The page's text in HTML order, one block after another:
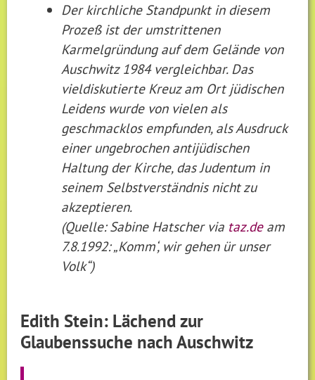
Der kirchliche Standpunkt in diesem
Prozeß ist der umstrittenen
Karmelgründung auf dem Gelände von
Auschwitz 1984 vergleichbar. Das
vieldiskutierte Kreuz am Ort jüdischen
Leidens wurde von vielen als
geschmacklos empfunden, als Ausdruck
einer ungebrochen antijüdischen
Haltung der Kirche, das Judentum in
seinem Selbstverständnis nicht zu
akzeptieren.
(Quelle: Sabine Hatscher via taz.deam
7.8.1992: „Komm‘, wir gehen ür unser
Volk“)
Edith Stein: Lächend zur
Glaubenssuche nach Auschwitz